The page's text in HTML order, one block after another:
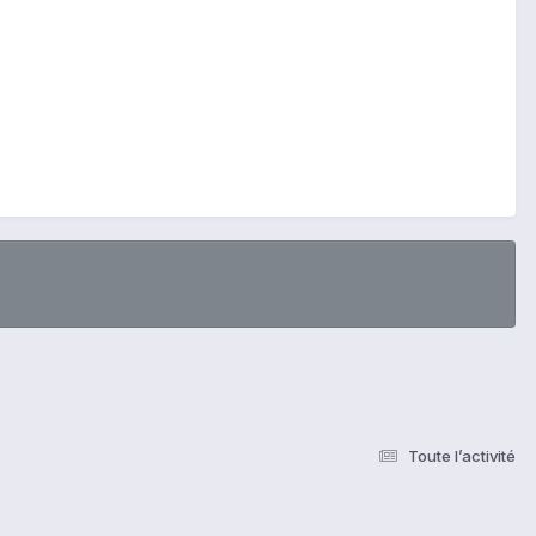
Toute l’activité